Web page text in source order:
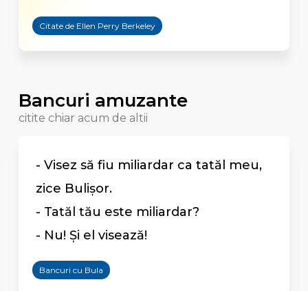
Citate de Ellen Perry Berkeley
Bancuri amuzante
citite chiar acum de altii
- Visez să fiu miliardar ca tatăl meu,
zice Bulişor.
- Tatăl tău este miliardar?
- Nu! Şi el visează!
Bancuri cu Bula